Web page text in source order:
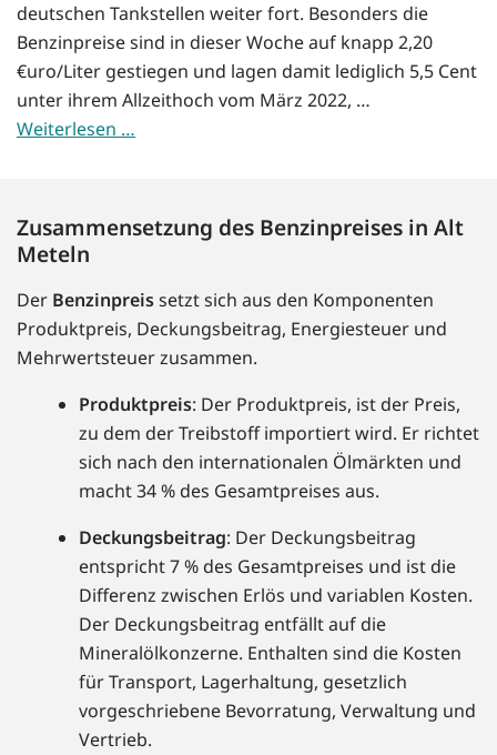
deutschen Tankstellen weiter fort. Besonders die
Benzinpreise sind in dieser Woche auf knapp 2,20
€uro/Liter gestiegen und lagen damit lediglich 5,5 Cent
unter ihrem Allzeithoch vom März 2022, …
Weiterlesen …
Zusammensetzung des Benzinpreises in Alt
Meteln
Der Benzinpreissetzt sich aus den Komponenten
Produktpreis, Deckungsbeitrag, Energiesteuer und
Mehrwertsteuer zusammen.
Produktpreis: Der Produktpreis, ist der Preis,
zu dem der Treibstoff importiert wird. Er richtet
sich nach den internationalen Ölmärkten und
macht 34 % des Gesamtpreises aus.
Deckungsbeitrag: Der Deckungsbeitrag
entspricht 7 % des Gesamtpreises und ist die
Differenz zwischen Erlös und variablen Kosten.
Der Deckungsbeitrag entfällt auf die
Mineralölkonzerne. Enthalten sind die Kosten
für Transport, Lagerhaltung, gesetzlich
vorgeschriebene Bevorratung, Verwaltung und
Vertrieb.